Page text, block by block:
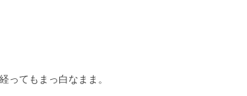
ってもまっ白なまま。